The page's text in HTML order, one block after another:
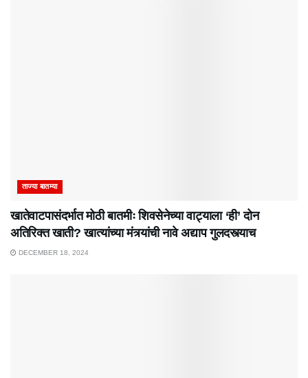
ताज्या बातम्या
खातेवाटपासंदर्भात मोठी बातमीः शिवसेनेच्या वाट्याला ‘ही’ दोन
अतिरिक्त खाती? खात्यांच्या मंत्र्यांची नावे अद्याप गुलदस्त्याच
DECEMBER 18, 2024